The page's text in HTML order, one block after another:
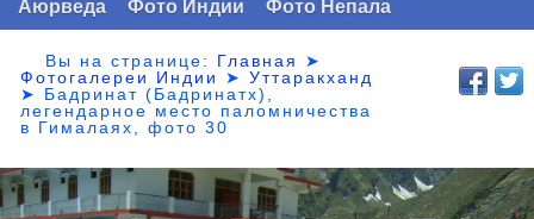
Аюрведа
Фото Индии Фото Непала
Вы на странице: Главная
➤
Фотогалереи Индии
➤Уттаракханд
➤ Бадринат (Бадринатх),
легендарное место паломничества
в Гималаях, фото 30